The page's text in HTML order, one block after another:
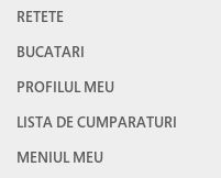
RETETE
BUCATARI
PROFILUL MEU
LISTA DE CUMPARATURI
MENIUL MEU